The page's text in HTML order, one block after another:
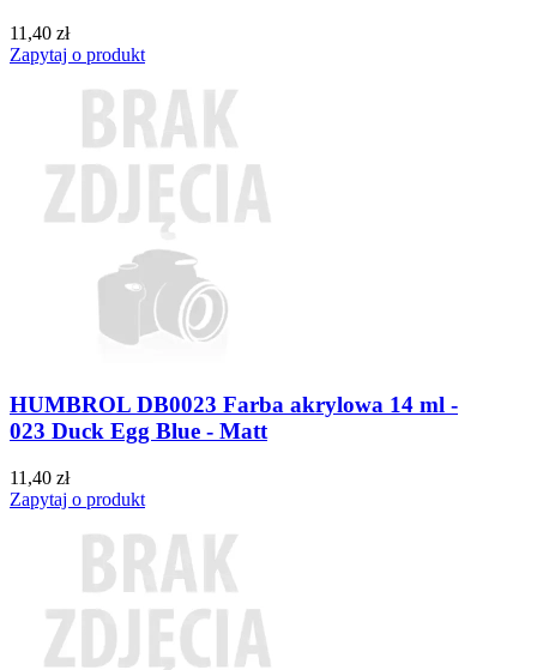
11,40 zł
Zapytaj o produkt
HUMBROL DB0023 Farba akrylowa 14 ml -
023 Duck Egg Blue - Matt
11,40 zł
Zapytaj o produkt